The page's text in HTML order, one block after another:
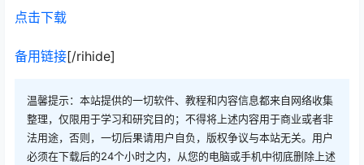
点击下载
备用链接[/rihide]
温馨提示：本站提供的一切软件、教程和内容信息都来自网络收集
整理，仅限用于学习和研究目的；不得将上述内容用于商业或者非
法用途，否则，一切后果请用户自负，版权争议与本站无关。用户
必须在下载后的24个小时之内，从您的电脑或手机中彻底删除上述